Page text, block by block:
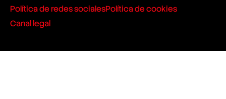
Política de redes socialesPolítica de cookies
Canal legal